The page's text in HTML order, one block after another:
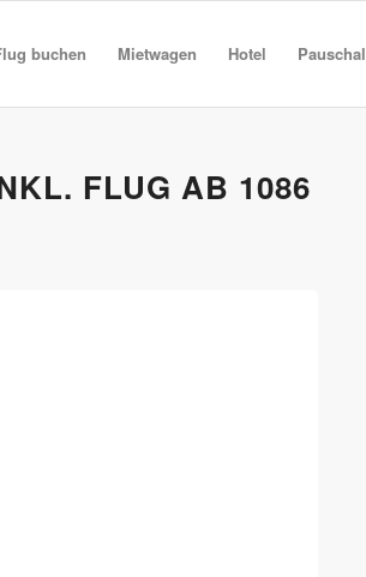
buchen Mietwagen Hotel Pauschal
FLUG AB 1086